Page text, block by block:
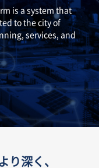
is a system that
to the city of
services, and
り深く、